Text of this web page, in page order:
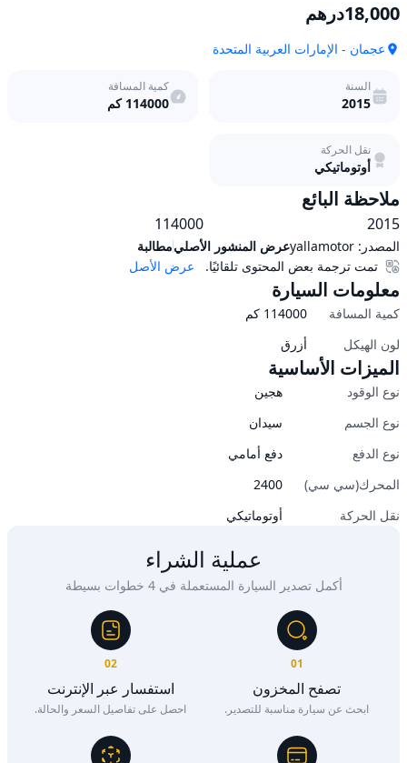
18,000درهم
عجمان - الإمارات العربية المتحدة
السنة
2015
كمية المسافة
114000 كم
نقل الحركة
أوتوماتيكي
ملاحظة البائع
2015                                             114000
المصدر: yallamotorعرض المنشور الأصليمطالبة
عرض الأصل
تمت ترجمة بعض المحتوى تلقائيًا.
معلومات السيارة
كمية المسافة 114000 كم
لون الهيكل
أزرق
الميزات الأساسية
نوع الوقود
هجين
نوع الجسم
سيدان
نوع الدفع
دفع أمامي
المحرك(سي سي)
2400
نقل الحركة
أوتوماتيكي
عملية الشراء
أكمل تصدير السيارة المستعملة في 4 خطوات بسيطة
01
تصفح المخزون
ابحث عن سيارة مناسبة للتصدير.
02
استفسار عبر الإنترنت
احصل على تفاصيل السعر والحالة.